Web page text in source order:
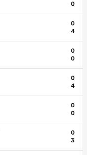
0
0
4
0
0
0
4
0
0
0
3